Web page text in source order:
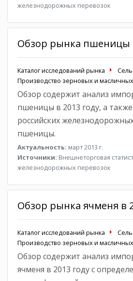
железнодорожных перевозок
Обзор рынка пшеницы
Каталог исследований рынка
Производство зерновых и масличных
Обзор содержит анализ
пшеницы в 2013 году, а
российских
пшеницы.
Актуальность: март 2013 г.
Источники: Внешнеторговая
железнодорожных перевозок
Обзор рынка ячменя в
Каталог исследований рынка
Производство зерновых и масличных
Обзор содержит анализ
ячменя в 2013 году с